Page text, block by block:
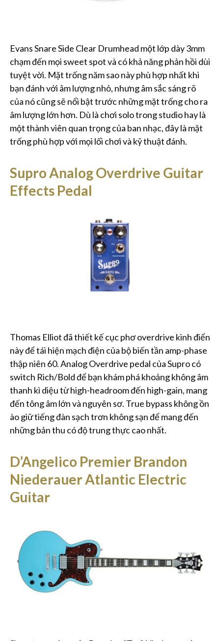
Evans Snare Side Clear Drumhead một lớp dày 3mm
chạm đến mọi sweet spot và có khả năng phản hồi dùi
tuyệt vời. Mặt trống năm sao này phù hợp nhất khi
bạn đánh với âm lượng nhỏ, nhưng âm sắc sáng rõ
của nó cũng sẽ nổi bật trước những mặt trống cho ra
âm lượng lớn hơn. Dù là chơi solo trong studio hay là
một thành viên quan trọng của ban nhạc, đây là mặt
trống phù hợp với mọi lối chơi và kỹ thuật đánh.
Supro Analog Overdrive Guitar
Effects Pedal
Thomas Elliot đã thiết kế cục phơ overdrive kinh điển
này để tái hiện mạch điện của bộ biến tần amp-phase
thập niên 60. Analog Overdrive pedal của Supro có
switch Rich/Bold để bạn khám phá khoảng không âm
thanh kì diệu từ high-headroom đến high-gain, mang
đến tông âm lớn và nguyên sơ. True bypass không ồn
ào giữ tiếng đàn sạch trơn không sạn để mang đến
những bản thu có độ trung thực cao nhất.
D’Angelico Premier Brandon
Niederauer Atlantic Electric
Guitar